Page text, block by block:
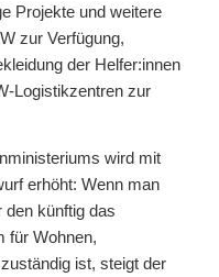
Projekte und weitere
zur Verfügung,
der Helfer:innen
Logistikzentren zur
wird mit
erhöht: Wenn man
künftig das
für Wohnen,
ist, steigt der